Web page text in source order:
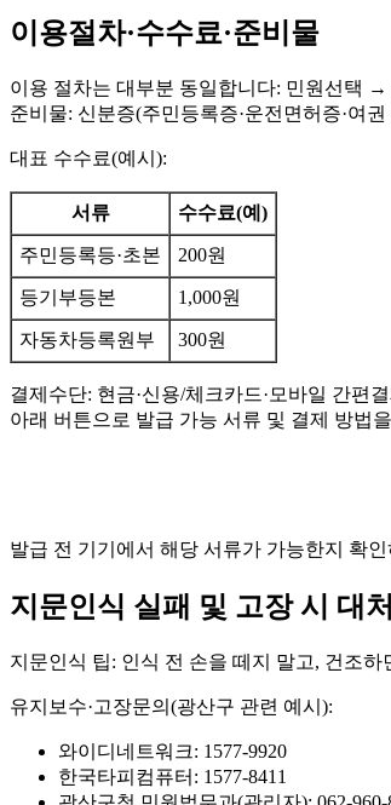
이용절차·수수료·준비물
이용 절차는 대부분 동일합니다: 민원선택
준비물: 신분증(주민등록증·운전면허증·여
대표 수수료(예시):
서류 수수료(예)
주민등록등·초본 200원
등기부등본 1,000원
자동차등록원부 300원
결제수단: 현금·신용/체크카드·모바일 간편
아래 버튼으로 발급 가능 서류 및 결제 방법
발급 전 기기에서 해당 서류가 가능한지 확
지문인식 실패 및 고장 시 대
지문인식 팁: 인식 전 손을 떼지 말고, 건조
유지보수·고장문의(광산구 관련 예시):
와이디네트워크: 1577-9920
한국타피컴퓨터: 1577-8411